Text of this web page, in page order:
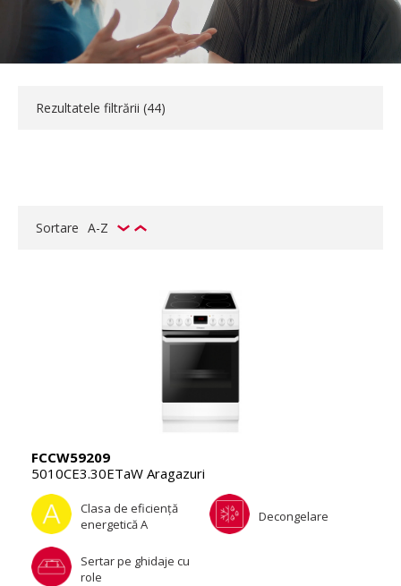
Rezultatele filtrării (44)
Sortare A-Z
FCCW59209
5010CE3.30ETaW Aragazuri
Clasa de eficienţă
energetică A
Decongelare
Sertar pe ghidaje cu
role